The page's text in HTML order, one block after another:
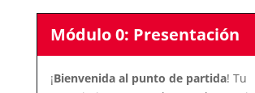
Módulo 0: Presentación
¡Bienvenida al punto de partida! Tu